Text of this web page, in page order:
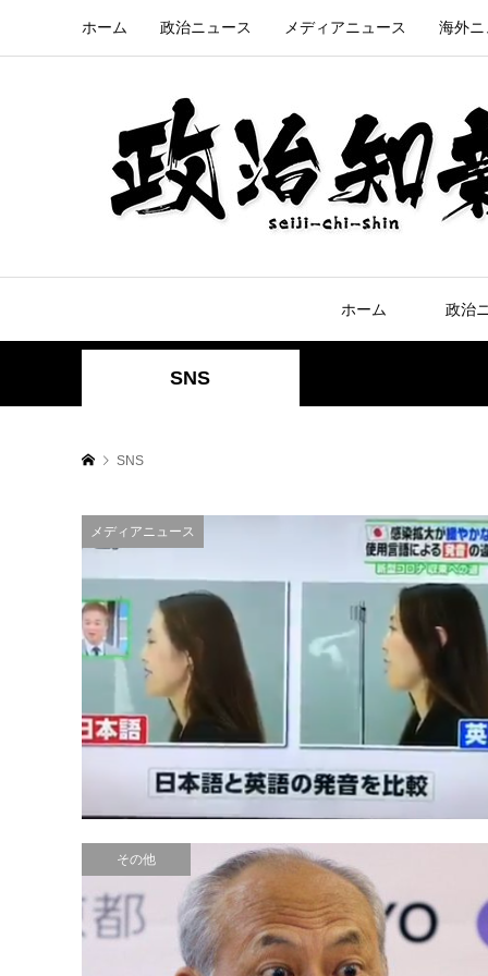
ホーム 政治ニュース メディアニュース 海外
ホーム 政治
SNS
SNS
メディアニュース
その他